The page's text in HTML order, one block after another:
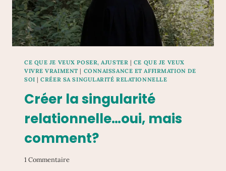
CE QUE JE VEUX POSER, AJUSTER | CE QUE JE VEUX
VIVRE VRAIMENT | CONNAISSANCE ET AFFIRMATION DE
SOI |CRÉER SA SINGULARITÉ RELATIONNELLE
Créer la singularité
relationnelle…oui, mais
comment?
1 Commentaire